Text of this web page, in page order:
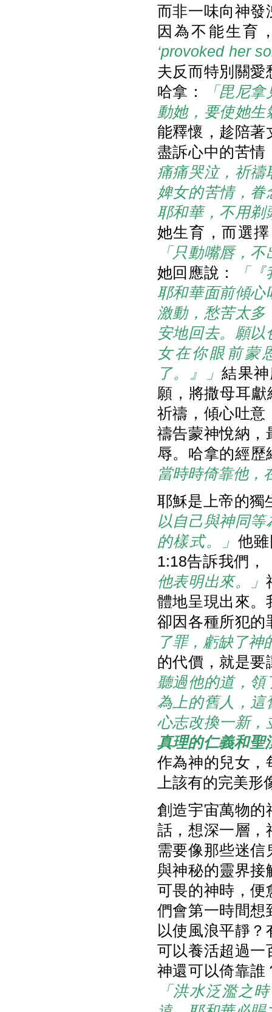
而非一味向神發
因為不能生育
‘provoked her
夫反而特別關愛
哈拿：
「毘尼
動她，要使她生
能釋懷，趁陪著
盡訴心中的苦情
痛痛哭泣，祈
婢女的苦情，
耶和華，不用剃
她生育，而選擇
「只動嘴唇，
她回應說：
「
耶和華面前傾心
激動，愁苦太
安地回去。願
女在你眼前蒙
了。』」結果
願，將撒母耳
祈禱，傾心吐意
禱告蒙神悅納，
辱。哈拿的經
當時時倚靠他，
耶穌是上帝的獨
以自己與神同
的樣式。」 他
1:18告訴我們，
他表明出來。」
體地呈現出來。
卻因各種所犯的
了罪，虧缺了神
的代價，就是要
聽過他的道，
為上的舊人，這
心志改換一新，
真理的仁義和聖
作為神的兒女，
上該有的完美形
創造宇宙萬物的
話，想深一層，
需要像那些迷信
與神秘的靈界接
可畏的神時，便
們會第一時間想
以使風浪平靜
可以養活超過一
神還可以倚靠誰
「洪水泛濫之